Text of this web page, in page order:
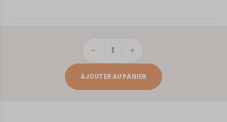
quantité
Montignac-
AJOUTER AU PANIER